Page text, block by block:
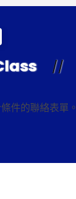
件的聯絡表單。